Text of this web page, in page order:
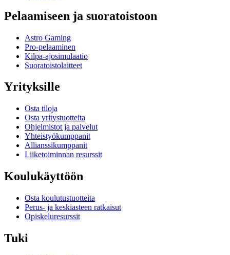
Pelaamiseen ja suoratoistoon
Astro Gaming
Pro-pelaaminen
Kilpa-ajosimulaatio
Suoratoistolaitteet
Yrityksille
Osta tiloja
Osta yritystuotteita
Ohjelmistot ja palvelut
Yhteistyökumppanit
Allianssikumppanit
Liiketoiminnan resurssit
Koulukäyttöön
Osta koulutustuotteita
Perus- ja keskiasteen ratkaisut
Opiskeluresurssit
Tuki